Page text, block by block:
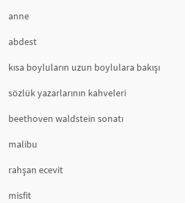
anne
abdest
kısa boyluların uzun boylulara bakışı
sözlük yazarlarının kahveleri
beethoven waldstein sonatı
malibu
rahşan ecevit
misfit